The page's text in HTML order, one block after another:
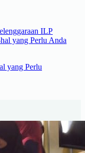
ILP
yang Perlu Anda